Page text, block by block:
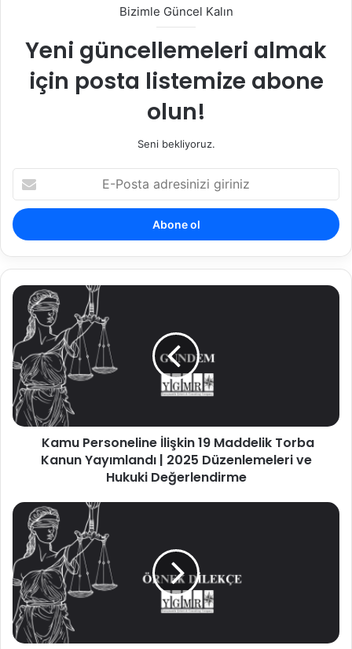
Bizimle Güncel Kalın
Yeni güncellemeleri almak
için posta listemize abone
olun!
Seni bekliyoruz.
Posta
adresinizi
giriniz
Kamu
Personeline
İlişkin
19
Maddelik
Torba
Kanun
Yayımlandı
|
Düzenlemeleri
Değerlendirme
Kamu Personeline İlişkin 19 Maddelik Torba
Kanun Yayımlandı | 2025 Düzenlemeleri ve
Hukuki Değerlendirme
Taahhüdü
İhlal
Nedeniyle
Hapis
Cezası
Nasıl
Uygulanır?
|
İcra